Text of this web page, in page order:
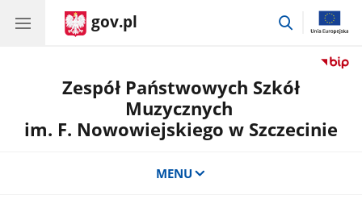
gov.pl
przejdź
Zespół Państwowych Szkół
Muzycznych
im. F. Nowowiejskiego w Szczecinie
MENU